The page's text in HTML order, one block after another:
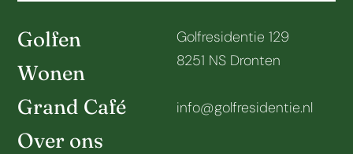
Golfen
Wonen
Grand Café
Over ons
Golfresidentie 129
8251 NS Dronten
info@golfresidentie.nl